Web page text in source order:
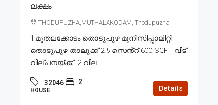
ലക്ഷം
THODUPUZHA,MUTHALAKODAM, Thodupuzha
1.മുതലക്കോടം തൊടുപുഴ മുനിസിപ്പാലിറ്റി
തൊടുപുഴ താലൂക്ക് 2.5 സെൻ്റ് 600 SQFT വീട്
വില്പനയ്ക്ക്. 2.വില...
32046 2
HOUSE Details